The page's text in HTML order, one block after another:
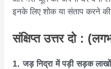
इनके लिए शोक या संताप करने की
संक्षिप्त उत्तर दो :
1. जड़ निद्रा में पड़ी सड़क